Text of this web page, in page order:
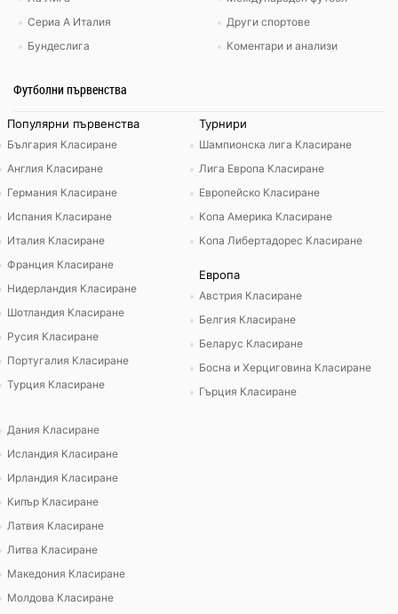
Сериа А Италия
Бундеслига
Други спортове
Коментари и анализи
Футболни първенства
Популярни първенства
България Класиране
Англия Класиране
Германия Класиране
Испания Класиране
Италия Класиране
Франция Класиране
Нидерландия Класиране
Шотландия Класиране
Русия Класиране
Португалия Класиране
Турция Класиране
Турнири
Шампионска лига Класиране
Лига Европа Класиране
Европейско Класиране
Копа Америка Класиране
Копа Либертадорес Класиране
Европа
Австрия Класиране
Белгия Класиране
Беларус Класиране
Босна и Херциговина Класиране
Гърция Класиране
Дания Класиране
Исландия Класиране
Ирландия Класиране
Кипър Класиране
Латвия Класиране
Литва Класиране
Македония Класиране
Молдова Класиране